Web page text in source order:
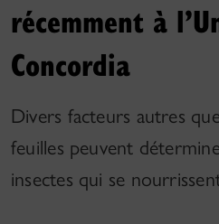
récemment à
Concordia
Divers facteurs autres
feuilles peuvent
insectes qui se